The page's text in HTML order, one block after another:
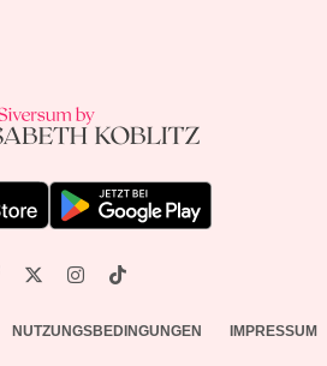
NUTZUNGSBEDINGUNGEN IMPRESSUM